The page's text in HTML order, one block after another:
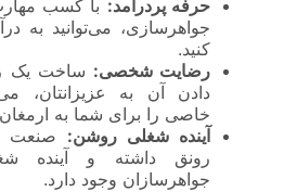
حرفه پردرآمد: با کسب
جواهرسازی، می‌توانید به
کنید.
رضایت شخصی: ساخت یک
دادن آن به عزیزانتان،
خاصی را برای شما به ارمغان
آینده شغلی روشن: صنعت
رونق داشته و آینده
جواهرسازان وجود دارد.